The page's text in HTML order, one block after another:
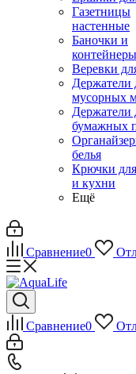
Газетницы
настенные
Баночки и
Веревки
Держатели
мусорных
Держатели
бумажных
белья
Крючки
и кухни
Ещё
Сравнение0
Сравнение0